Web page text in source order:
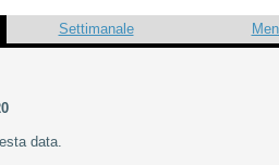
Settimanale
data.